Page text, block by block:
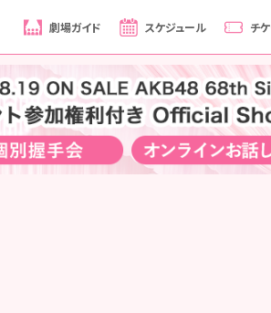
劇場ガイド スケジュール チ